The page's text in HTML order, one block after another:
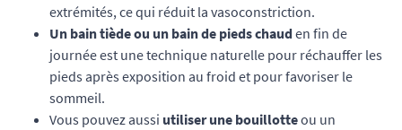
extrémités, ce qui réduit la vasoconstriction.
Un bain tiède ou un bain de pieds chauden fin de
journée est une technique naturelle pour réchauffer les
pieds après exposition au froid et pour favoriser le
sommeil.
Vous pouvez aussi utiliser une bouillotteou un